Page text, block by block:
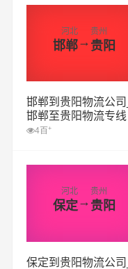
河北
邯郸→
贵州
贵阳
邯郸到贵阳物流公司_
邯郸至贵阳物流专线
4百 +
河北
保定→
贵州
贵阳
保定到贵阳物流公司_